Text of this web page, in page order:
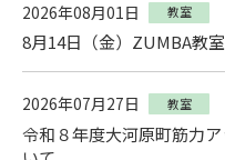
2026年08月01日 教室
8月14日（金）ZUMBA教
2026年07月27日 教室
令和８年度大河原町筋力